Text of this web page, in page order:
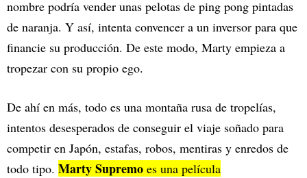
nombre podría vender unas pelotas de ping pong pintadas
de naranja. Y así, intenta convencer a un inversor para que
financie su producción. De este modo, Marty empieza a
tropezar con su propio ego.
De ahí en más, todo es una montaña rusa de tropelías,
intentos desesperados de conseguir el viaje soñado para
competir en Japón, estafas, robos, mentiras y enredos de
todo tipo. Marty Supremo es una película